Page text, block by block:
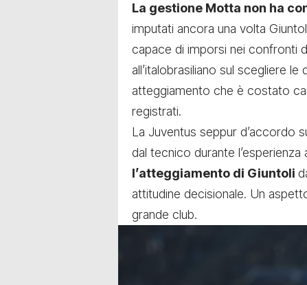
La gestione Motta non ha
imputati ancora una volta
capace di imporsi nei confronti
all’italobrasiliano sul scegliere le
atteggiamento che è costato
registrati.
La Juventus seppur d’accordo
dal tecnico durante
l’atteggiamento di Giuntoli
attitudine decisionale. Un
grande club.